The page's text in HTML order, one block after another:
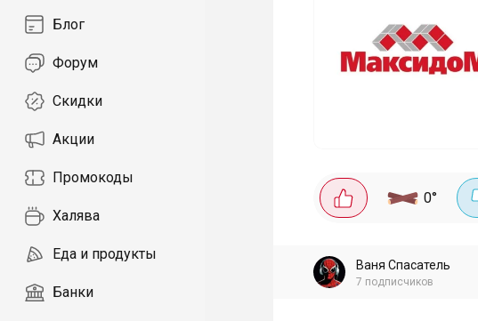
Блог
Форум
Скидки
Акции
Промокоды
Халява
Еда и продукты
Банки
0°
Ваня Спасатель
7 подписчиков